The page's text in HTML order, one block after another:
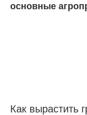
основные
Как вырастить